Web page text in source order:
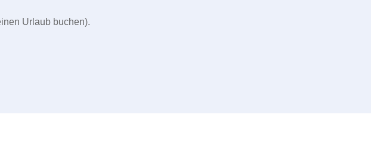
Urlaub buchen).